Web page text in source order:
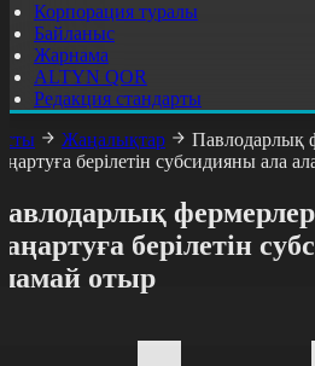
Корпорация туралы
Байланыс
Жарнама
ALTYN QOR
Редакция стандарты
Жаңалықтар
Павлодарлық
берілетін субсидияны ала
берілетін
отыр